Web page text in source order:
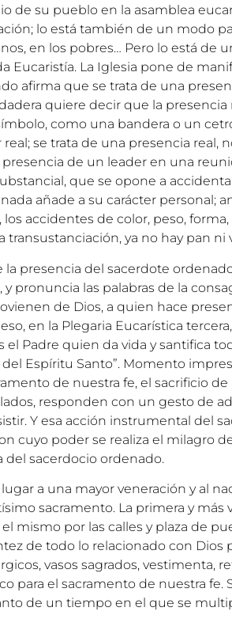
de su pueblo en la asamblea
lo está también de un modo
en los pobres… Pero lo está de
Eucaristía. La Iglesia pone de
afirma que se trata de una
quiere decir que la presencia
como una bandera o un
se trata de una presencia real,
de un leader en una
que se opone a
añade a su carácter personal;
accidentes de color, peso, forma,
ya no hay pan ni
presencia del sacerdote
y pronuncia las palabras de la
de Dios, a quien hace
en la Plegaria Eucarística
Padre quien da vida y santifica
del Espíritu Santo”. Momento
de nuestra fe, el sacrificio de
responden con un gesto de
Y esa acción instrumental del
cuyo poder se realiza el milagro
del sacerdocio ordenado.
a una mayor veneración y al
sacramento. La primera y más
mismo por las calles y plaza de
de todo lo relacionado con Dios
vasos sagrados, vestimenta,
para el sacramento de nuestra fe.
de un tiempo en el que se